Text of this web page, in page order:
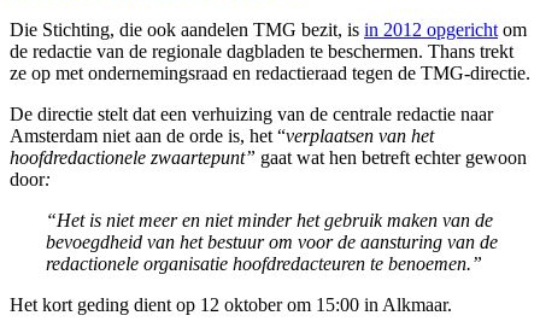
Die Stichting, die ook aandelen TMG bezit, is in 2012 opgericht om
de redactie van de regionale dagbladen te beschermen. Thans trekt
ze op met ondernemingsraad en redactieraad tegen de TMG-directie.
De directie stelt dat een verhuizing van de centrale redactie naar
Amsterdam niet aan de orde is, het “verplaatsen van het
hoofdredactionele zwaartepunt” gaat wat hen betreft echter gewoon
door:
“Het is niet meer en niet minder het gebruik maken van de
bevoegdheid van het bestuur om voor de aansturing van de
redactionele organisatie hoofdredacteuren te benoemen.”
Het kort geding dient op 12 oktober om 15:00 in Alkmaar.